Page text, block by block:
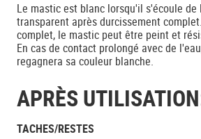
Le mastic est blanc lorsqu'il s'écoule de
transparent après durcissement
complet, le mastic peut être peint et
En cas de contact prolongé avec de
regagnera sa couleur blanche.
APRÈS
TACHES/RESTES